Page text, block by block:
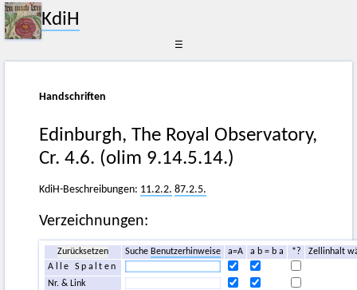
KdiH
☰
Handschriften
Edinburgh, The Royal Observatory,
Cr. 4.6. (olim 9.14.5.14.)
KdiH-Beschreibungen: 11.2.2. 87.2.5.
Verzeichnungen:
Zurücksetzen Suche Benutzerhinweise a=A a b = b a *?
Zellinhalt
Alle Spalten
Nr. & Link